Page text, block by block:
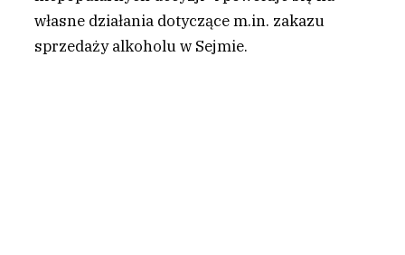
własne działania dotyczące m.in. zakazu
sprzedaży alkoholu w Sejmie.